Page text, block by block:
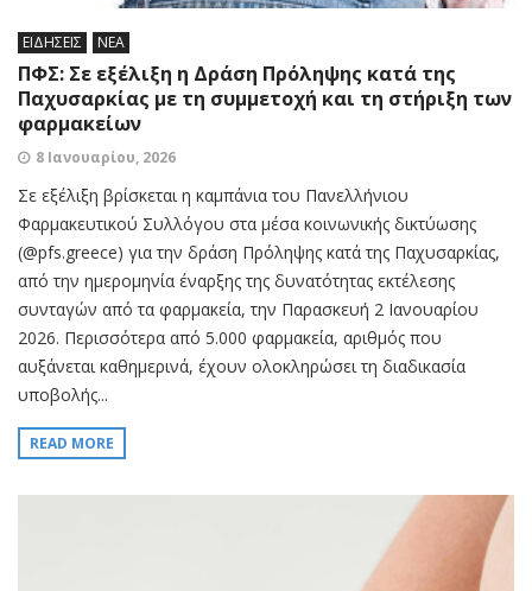
ΕΙΔΗΣΕΙΣ ΝΕΑ
ΠΦΣ: Σε εξέλιξη η Δράση Πρόληψης κατά της
Παχυσαρκίας με τη συμμετοχή και τη στήριξη των
φαρμακείων
8 Ιανουαρίου, 2026
Σε εξέλιξη βρίσκεται η καμπάνια του Πανελλήνιου
Φαρμακευτικού Συλλόγου στα μέσα κοινωνικής δικτύωσης
(@pfs.greece) για την δράση Πρόληψης κατά της Παχυσαρκίας,
από την ημερομηνία έναρξης της δυνατότητας εκτέλεσης
συνταγών από τα φαρμακεία, την Παρασκευή 2 Ιανουαρίου
2026. Περισσότερα από 5.000 φαρμακεία, αριθμός που
αυξάνεται καθημερινά, έχουν ολοκληρώσει τη διαδικασία
υποβολής...
READ MORE